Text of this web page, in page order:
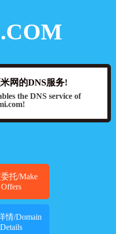
网的DNS服务!
the DNS service of
托/Make
Offers
情/Domain
Details